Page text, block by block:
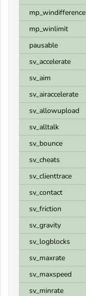
mp_windifference
mp_winlimit
pausable
sv_accelerate
sv_aim
sv_airaccelerate
sv_allowupload
sv_alltalk
sv_bounce
sv_cheats
sv_clienttrace
sv_contact
sv_friction
sv_gravity
sv_logblocks
sv_maxrate
sv_maxspeed
sv_minrate